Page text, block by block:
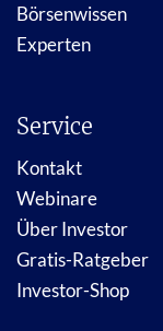
Börsenwissen
Experten
Service
Kontakt
Webinare
Über Investor
Gratis-Ratgeber
Investor-Shop